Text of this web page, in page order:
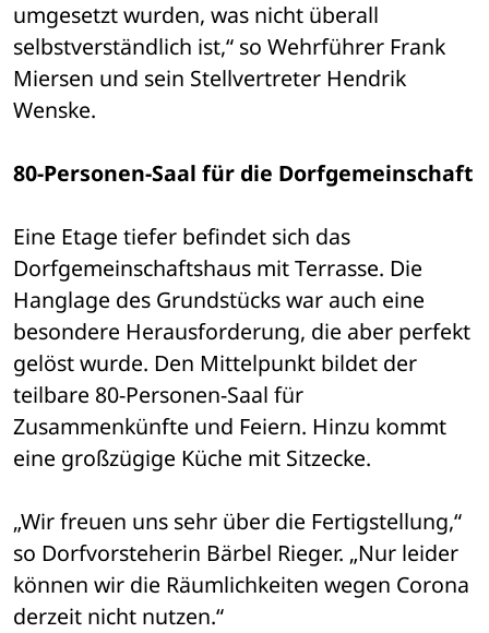
umgesetzt wurden, was nicht überall
selbstverständlich ist,“ so Wehrführer Frank
Miersen und sein Stellvertreter Hendrik
Wenske.
80-Personen-Saal für die Dorfgemeinschaft
Eine Etage tiefer befindet sich das
Dorfgemeinschaftshaus mit Terrasse. Die
Hanglage des Grundstücks war auch eine
besondere Herausforderung, die aber perfekt
gelöst wurde. Den Mittelpunkt bildet der
teilbare 80-Personen-Saal für
Zusammenkünfte und Feiern. Hinzu kommt
eine großzügige Küche mit Sitzecke.
„Wir freuen uns sehr über die Fertigstellung,“
so Dorfvorsteherin Bärbel Rieger. „Nur leider
können wir die Räumlichkeiten wegen Corona
derzeit nicht nutzen.“